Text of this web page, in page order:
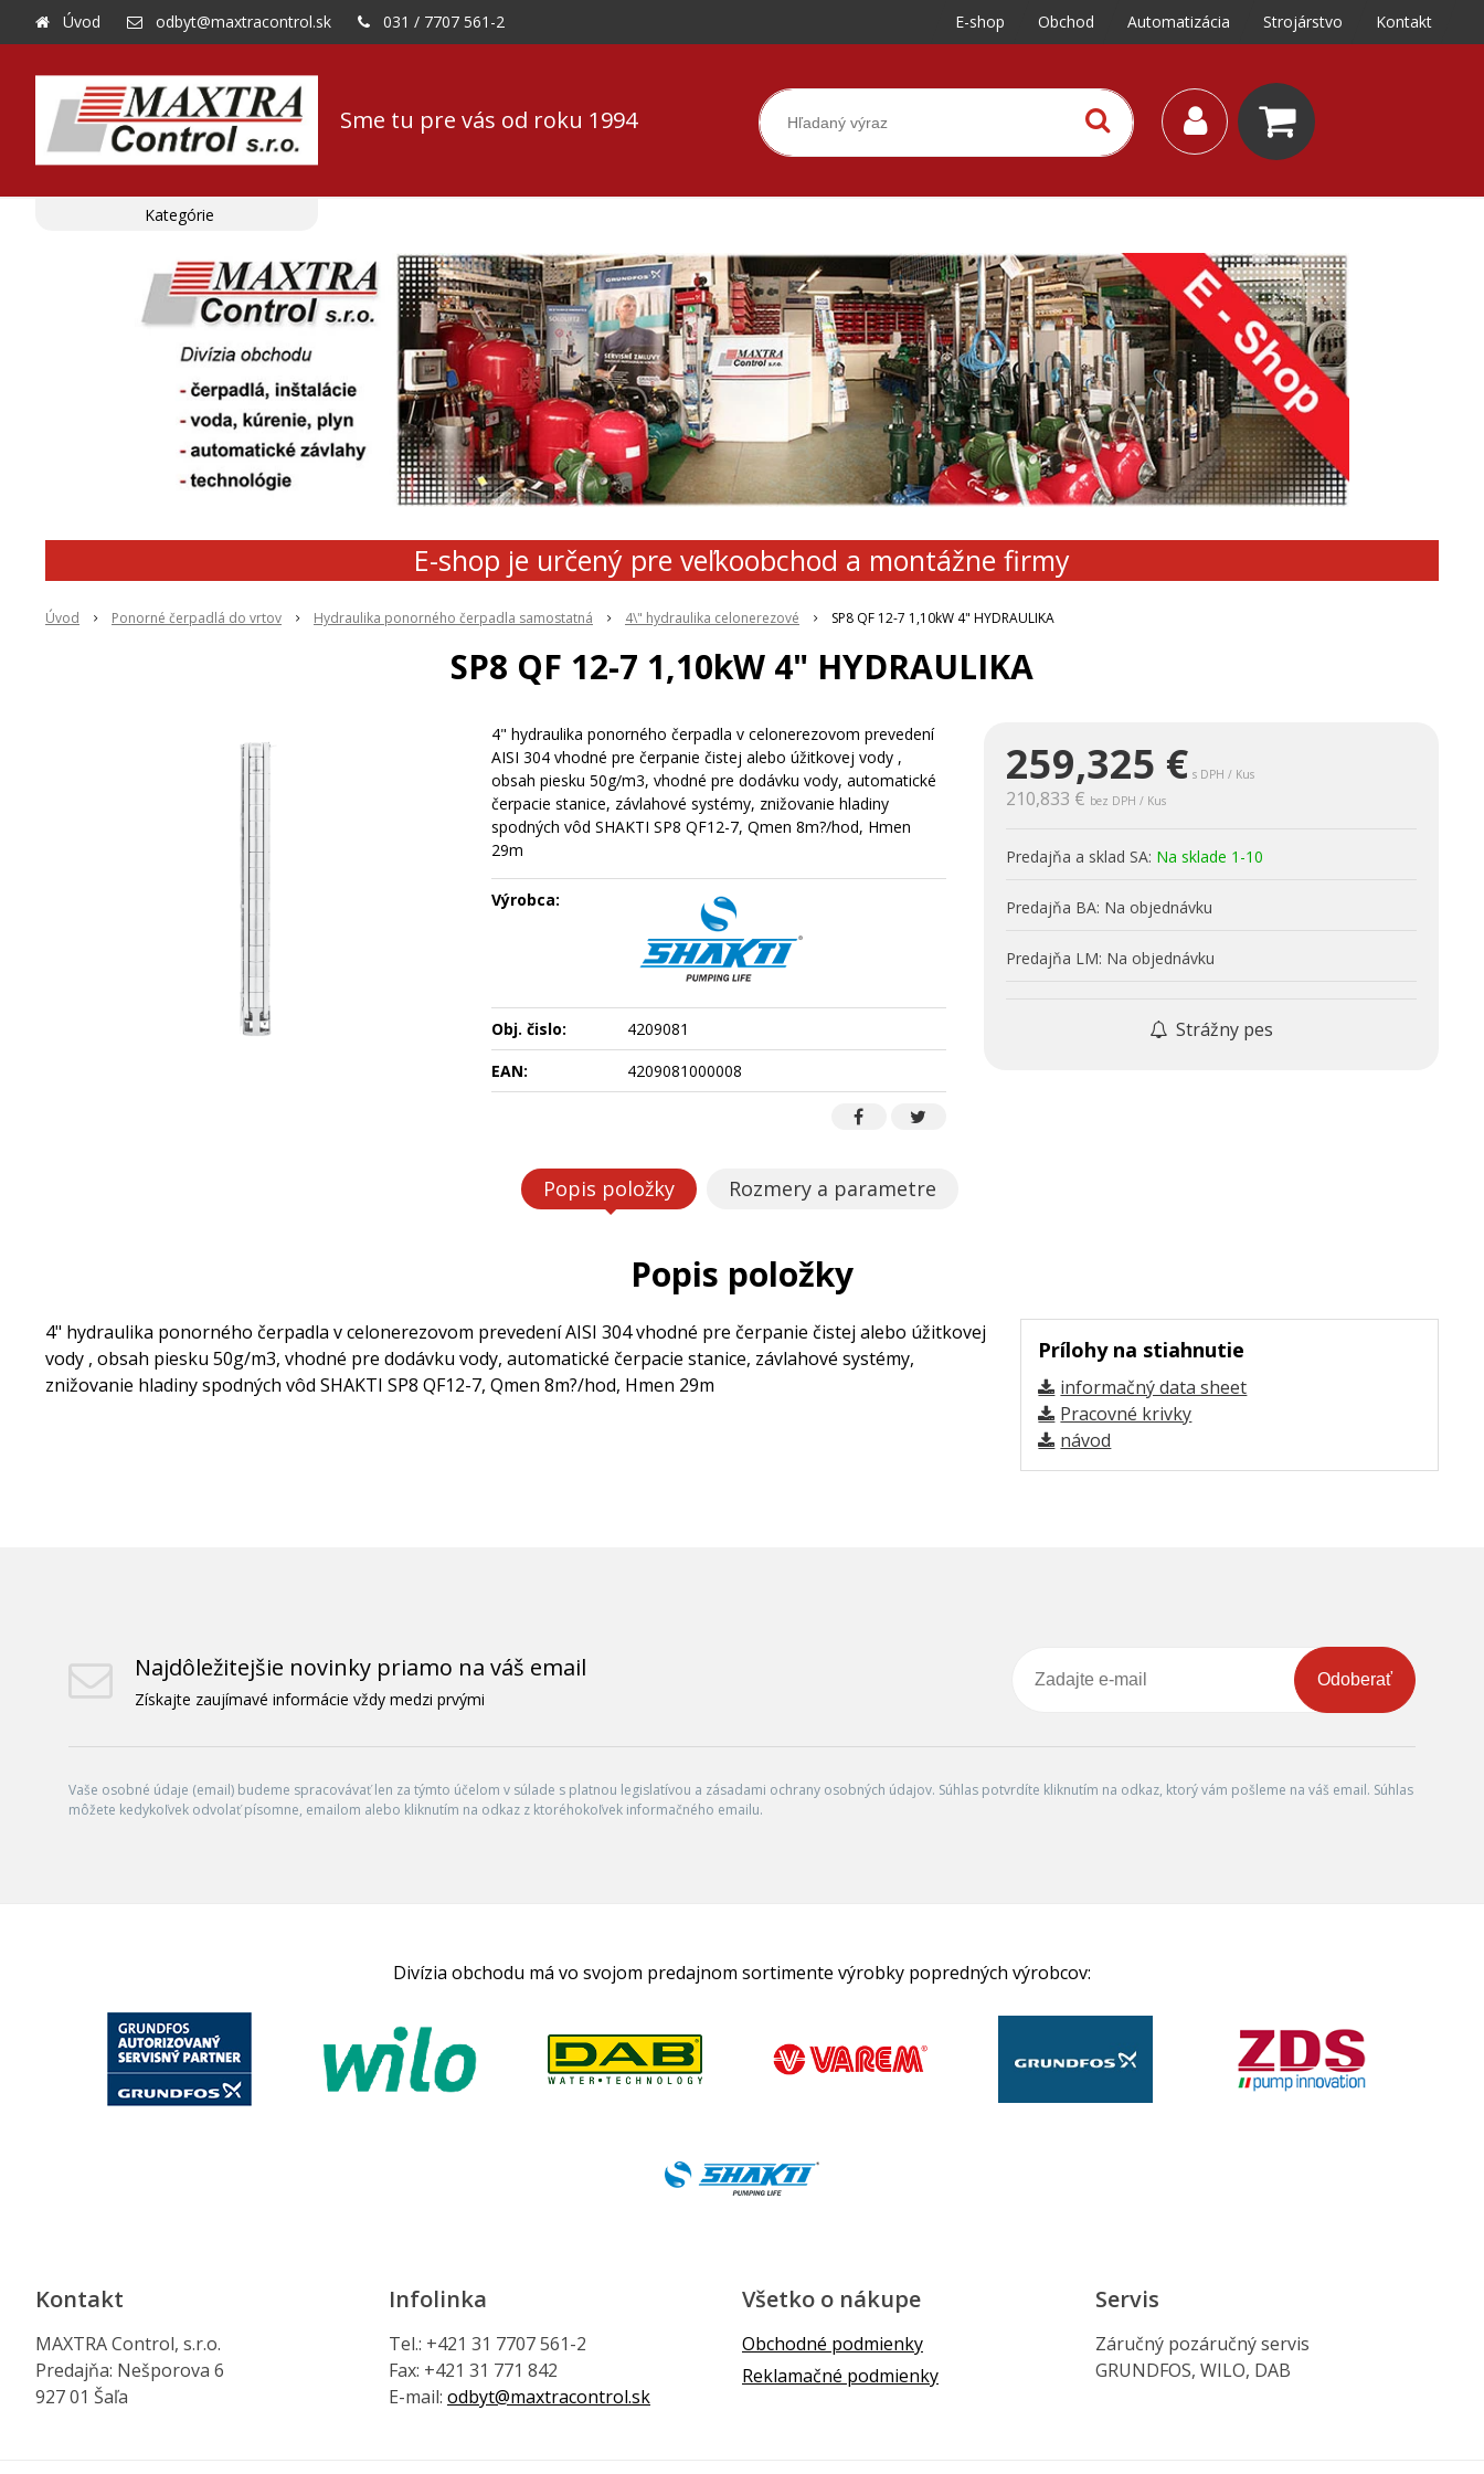
Sme tu pre vás od roku 1994
Úvod odbyt@maxtracontrol.sk 031 / 7707 561-2 E-shop Obchod Automatizácia Strojárstvo Kontakt
E-shop je určený pre veľkoobchod a montážne firmy
Úvod Ponorné čerpadlá do vrtov Hydraulika ponorného čerpadla samostatná 4\" hydraulika celonerezové SP8 QF 12-7 1,10kW 4" HYDRAULIKA
SP8 QF 12-7 1,10kW 4" HYDRAULIKA
259,325 € s DPH / Kus
210,833 € bez DPH / Kus
Predajňa a sklad SA: Na sklade 1-10
Predajňa BA: Na objednávku
Predajňa LM: Na objednávku
Strážny pes
4" hydraulika ponorného čerpadla v celonerezovom prevedení
AISI 304 vhodné pre čerpanie čistej alebo úžitkovej vody ,
obsah piesku 50g/m3, vhodné pre dodávku vody, automatické
čerpacie stanice, závlahové systémy, znižovanie hladiny
spodných vôd SHAKTI SP8 QF12-7, Qmen 8m?/hod, Hmen
29m
Výrobca:
Obj. čislo:
4209081
EAN:
4209081000008
Popis položky Rozmery a parametre
Popis položky
Prílohy na stiahnutie
informačný data sheet
Pracovné krivky
návod
4" hydraulika ponorného čerpadla v celonerezovom prevedení AISI 304 vhodné pre čerpanie čistej alebo úžitkovej
vody , obsah piesku 50g/m3, vhodné pre dodávku vody, automatické čerpacie stanice, závlahové systémy,
znižovanie hladiny spodných vôd SHAKTI SP8 QF12-7, Qmen 8m?/hod, Hmen 29m
Kategórie
Najdôležitejšie novinky priamo na váš email
Získajte zaujímavé informácie vždy medzi prvými
Odoberať
Vaše osobné údaje (email) budeme spracovávať len za týmto účelom v súlade s platnou legislatívou a zásadami ochrany osobných údajov. Súhlas potvrdíte kliknutím na odkaz, ktorý vám pošleme na váš email. Súhlas
môžete kedykoľvek odvolať písomne, emailom alebo kliknutím na odkaz z ktoréhokoľvek informačného emailu.
Divízia obchodu má vo svojom predajnom sortimente výrobky popredných výrobcov:
Kontakt
MAXTRA Control, s.r.o.
Predajňa: Nešporova 6
927 01 Šaľa
Infolinka
Tel.: +421 31 7707 561-2
Fax: +421 31 771 842
E-mail: odbyt@maxtracontrol.sk
Všetko o nákupe
Obchodné podmienky
Reklamačné podmienky
Servis
Záručný pozáručný servis
GRUNDFOS, WILO, DAB